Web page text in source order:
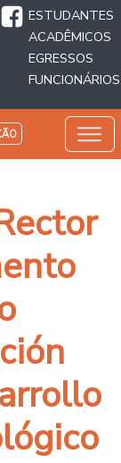
ESTUDANTES
ACADÊMICOS
EGRESSOS
FUNCIONÁRIOS